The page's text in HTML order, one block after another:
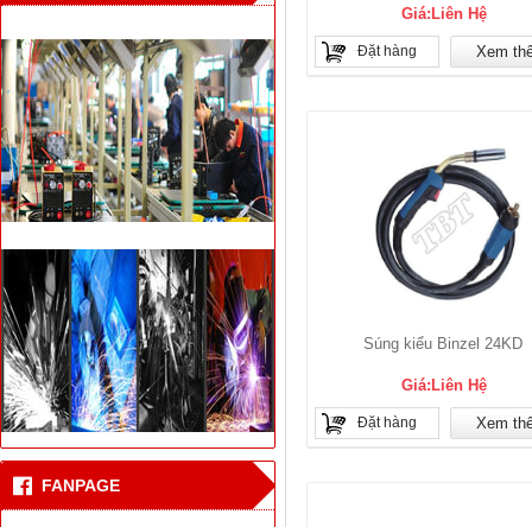
FANPAGE
Thiết bị hàn đối đầu cốt
thép bê tông cho nhà
cao tầng
mới
Giá:Liên Hệ
Đặt hàng Xem
Súng kiểu Binzel 24KD
Giá:Liên Hệ
Đặt hàng Xem